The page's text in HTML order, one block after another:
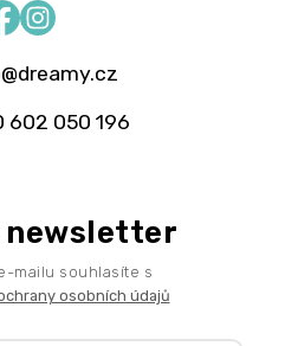
Instagram
@dreamy.cz
602 050 196
newsletter
mailu souhlasíte s
osobních údajů